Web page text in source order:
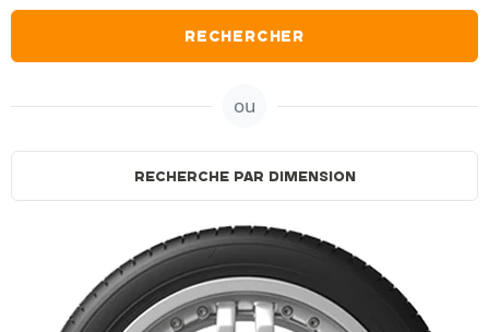
RECHERCHER
ou
RECHERCHE PAR DIMENSION